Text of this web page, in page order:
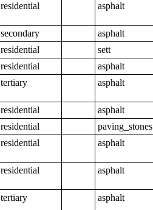
residential asphalt
secondary
asphalt
residential
sett
residential
asphalt
tertiary asphalt
residential
asphalt
residential
paving_stones
residential asphalt
residential asphalt
tertiary asphalt